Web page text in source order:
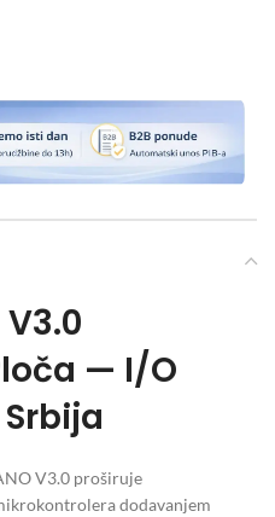
— I/O
V3.0 proširuje
dodavanjem